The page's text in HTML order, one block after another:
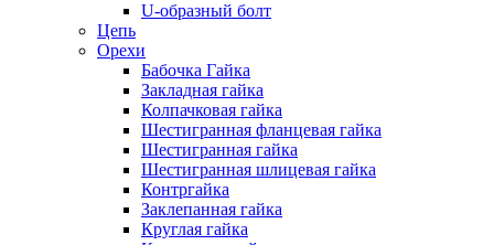
U-образный болт
Цепь
Орехи
Бабочка Гайка
Закладная гайка
Колпачковая гайка
Шестигранная фланцевая гайка
Шестигранная гайка
Шестигранная шлицевая гайка
Контргайка
Заклепанная гайка
Круглая гайка